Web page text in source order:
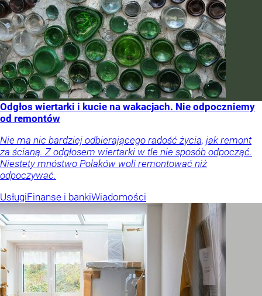
Odgłos wiertarki i kucie na wakacjach. Nie odpoczniemy
od remontów
Nie ma nic bardziej odbierającego radość życia, jak remont
za ścianą. Z odgłosem wiertarki w tle nie sposób odpocząć.
Niestety mnóstwo Polaków woli remontować niż
odpoczywać.
UsługiFinanse i bankiWiadomości